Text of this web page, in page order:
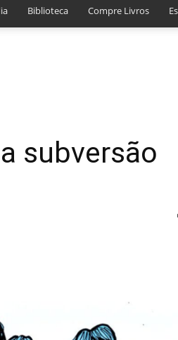
Biblioteca Compre Livros
subversão